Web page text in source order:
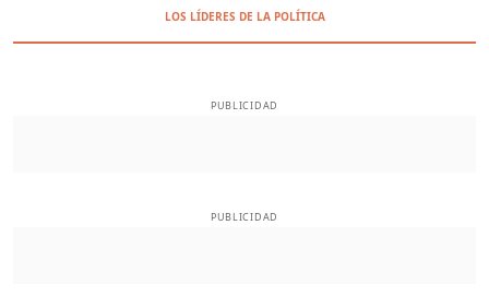
LOS LÍDERES DE LA POLÍTICA
PUBLICIDAD
PUBLICIDAD